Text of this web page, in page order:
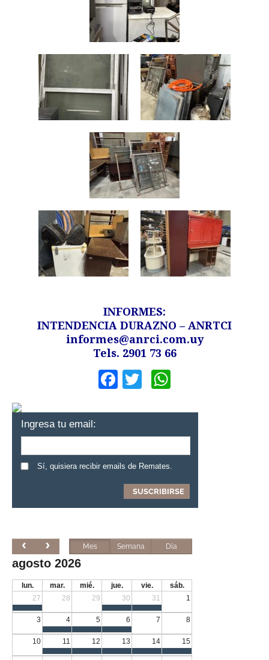
INFORMES:
INTENDENCIA DURAZNO – ANRTCI
informes@anrci.com.uy
Tels. 2901 73 66
Facebook
Twitter
Ingresa tu email:
Sí, quisiera recibir emails de Remates.
Mes Semana Día
agosto 2026
lun. mar. mié. jue. vie.
sáb.
27
28 29 30 31 1
3 4 5 6 7 8
10 11 12 13 14 15